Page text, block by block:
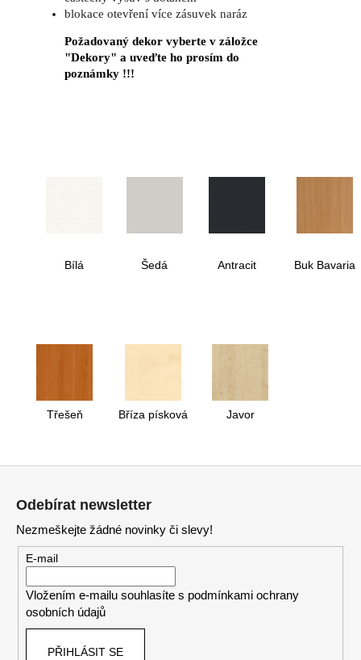
blokace otevření více zásuvek naráz
Požadovaný dekor vyberte v záložce
"Dekory" a uveďte ho prosím do
poznámky !!!
Bílá Šedá Antracit Buk Bavaria
Třešeň Bříza písková Javor
Odebírat newsletter
Nezmeškejte žádné novinky či slevy!
E-mail
Vložením e-mailu souhlasíte s podmínkami ochrany
osobních údajů
PŘIHLÁSIT SE